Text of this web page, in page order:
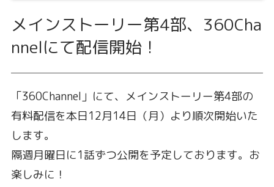
メインストーリー第4部、360Cha
nnelにて配信開始！
「360Channel」にて、メインストーリー第4部の
有料配信を本日12月14日（月）より順次開始いた
します。
隔週月曜日に1話ずつ公開を予定しております。お
楽しみに！